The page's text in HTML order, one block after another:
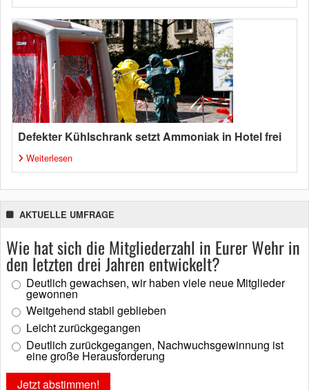
Defekter Kühlschrank setzt Ammoniak in Hotel frei
Weiterlesen
AKTUELLE UMFRAGE
Wie hat sich die Mitgliederzahl in Eurer Wehr in
den letzten drei Jahren entwickelt?
Deutlich gewachsen, wir haben viele neue Mitglieder
gewonnen
Weitgehend stabil geblieben
Leicht zurückgegangen
Deutlich zurückgegangen, Nachwuchsgewinnung ist
eine große Herausforderung